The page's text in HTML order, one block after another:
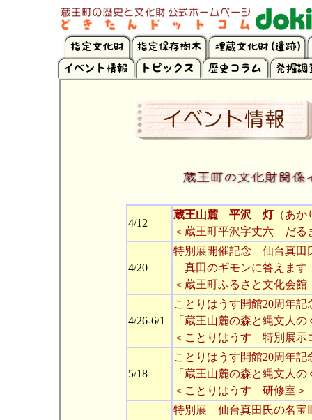
4/12
蔵王山麓 平沢 灯（あか
＜蔵王町平沢字丈六 だる
4/20
特別展開催記念 仙台真田
―真田のギモンに答えます
＜蔵王町ふるさと文化会
4/26-6/1
ことりはうす開館20周年
「蔵王山麓の森と縄文人の
＜ことりはうす 特別展示
5/18
ことりはうす開館20周年
「蔵王山麓の森と縄文人の
＜ことりはうす 研修室＞
特別展 仙台真田氏の名宝Ⅱ